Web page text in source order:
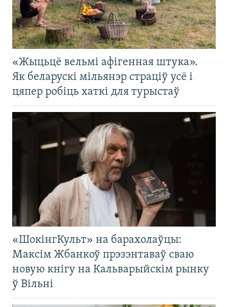
«Жыцьцё вельмі афігенная штука».
Як беларускі мільянэр страціў усё і
цяпер робіць хаткі для турыстаў
«ШокінгКульт» на барахолаўцы:
Максім Жбанкоў прэзэнтаваў сваю
новую кнігу на Кальварыйскім рынку
ў Вільні